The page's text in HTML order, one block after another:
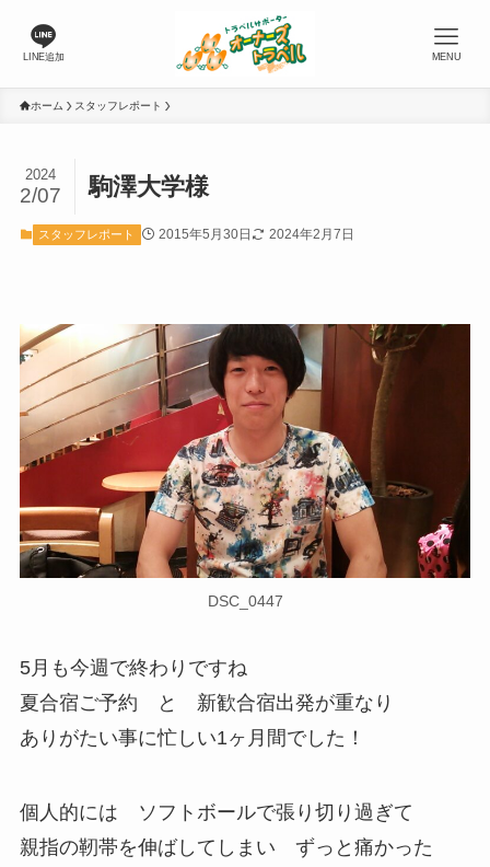
LINE追加 MENU
ホーム スタッフレポート
駒澤大学様
2024
2/07
スタッフレポート 2015年5月30日 2024年2月7日
DSC_0447
5月も今週で終わりですね
夏合宿ご予約 と 新歓合宿出発が重なり
ありがたい事に忙しい1ヶ月間でした！
個人的には ソフトボールで張り切り過ぎて
親指の靭帯を伸ばしてしまい ずっと痛かった